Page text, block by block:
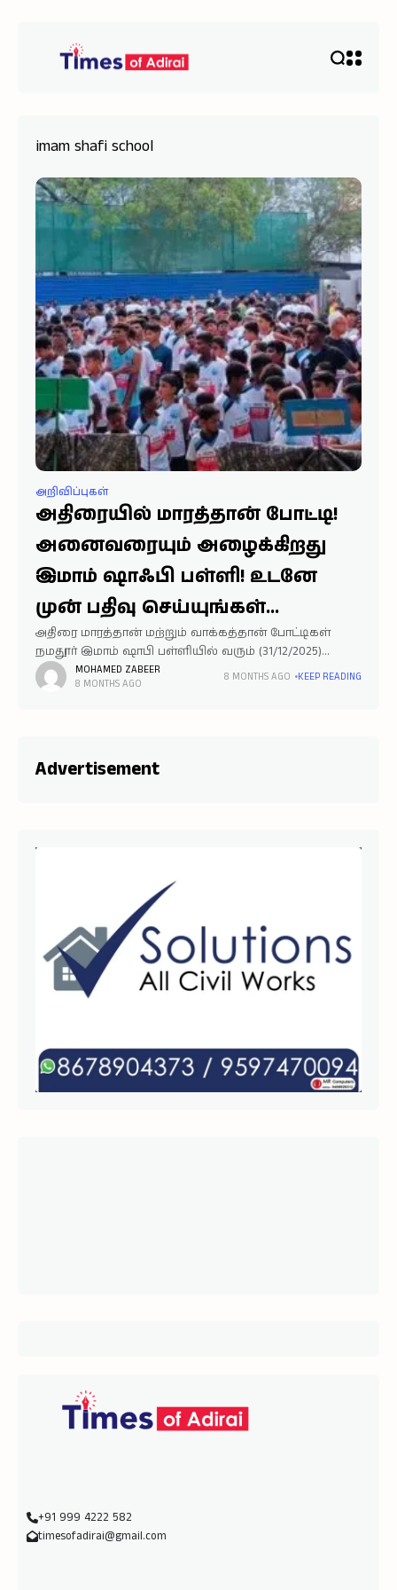
imam shafi school
அறிவிப்புகள்
அதிரையில் மாரத்தான் போட்டி!
அனைவரையும் அழைக்கிறது
இமாம் ஷாஃபி பள்ளி! உடனே
முன் பதிவு செய்யுங்கள்…
அதிரை மாரத்தான் மற்றும் வாக்கத்தான் போட்டிகள்
நமதூர் இமாம் ஷாபி பள்ளியில் வரும் (31/12/2025)
புதன்கிழமை காலை 06.30 மணிக்கு தொடங்க உள்ளது.
50 வருட பாரம்பரியம் மிக்க இமாம் ஷாஃபி பள்ளியின்
MOHAMED ZABEER
8 MONTHS AGO
8 MONTHS AGO KEEP READING
Advertisement
+91 999 4222 582
timesofadirai@gmail.com